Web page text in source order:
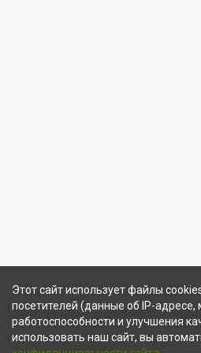
Этот сайт использует файлы
посетителей (данные об IP-
работоспособности и улучшения
использовать наш сайт, вы